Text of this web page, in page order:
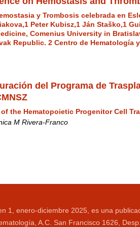
y Trombosis celebrada en
Peter Kubisz,1 Ján Staško,1
Comenius University in
Republic. 2 Centro de Hematología
del Programa de
the Hematopoietic Progenitor Cell
M Rivera-Franco
1, enero-diciembre 2025, es una
A.C. San Francisco 1626,